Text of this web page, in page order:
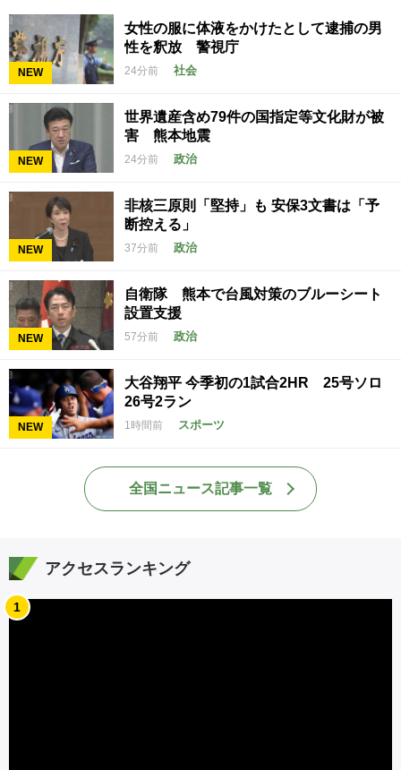
NEW
女性の服に体液をかけたとして逮捕の男
性を釈放 警視庁
24分前 社会
NEW
世界遺産含め79件の国指定等文化財が被
害 熊本地震
24分前 政治
NEW
非核三原則「堅持」も 安保3文書は「予
断控える」
37分前 政治
NEW
自衛隊 熊本で台風対策のブルーシート
設置支援
57分前 政治
NEW
大谷翔平 今季初の1試合2HR 25号ソロ
26号2ラン
1時間前 スポーツ
全国ニュース記事一覧
アクセスランキング
1